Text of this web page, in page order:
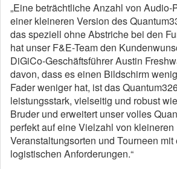
„Eine beträchtliche Anzahl von Audio-
einer kleineren Version des
das speziell ohne Abstriche bei den
hat unser F&E-Team den
DiGiCo-Geschäftsführer Austin
davon, dass es einen Bildschirm
Fader weniger hat, ist das
leistungsstark, vielseitig und robust
Bruder und erweitert unser volles
perfekt auf eine Vielzahl von kleineren
Veranstaltungsorten und Tourneen mit
logistischen Anforderungen.“